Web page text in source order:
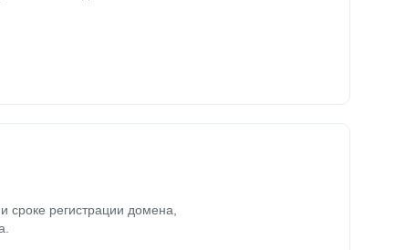
сроке регистрации домена,